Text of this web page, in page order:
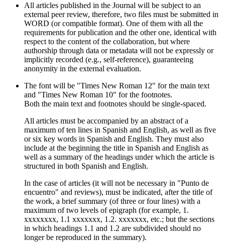
All articles published in the Journal will be subject to an
external peer review, therefore, two files must be submitted in
WORD (or compatible format). One of them with all the
requirements for publication and the other one, identical with
respect to the content of the collaboration, but where
authorship through data or metadata will not be expressly or
implicitly recorded (e.g., self-reference), guaranteeing
anonymity in the external evaluation.
The font will be "Times New Roman 12" for the main text
and "Times New Roman 10" for the footnotes.
Both the main text and footnotes should be single-spaced.
All articles must be accompanied by an abstract of a
maximum of ten lines in Spanish and English, as well as five
or six key words in Spanish and English. They must also
include at the beginning the title in Spanish and English as
well as a summary of the headings under which the article is
structured in both Spanish and English.
In the case of articles (it will not be necessary in "Punto de
encuentro" and reviews), must be indicated, after the title of
the work, a brief summary (of three or four lines) with a
maximum of two levels of epigraph (for example, 1.
xxxxxxxx, 1.1 xxxxxxx, 1.2. xxxxxxx, etc.; but the sections
in which headings 1.1 and 1.2 are subdivided should no
longer be reproduced in the summary).